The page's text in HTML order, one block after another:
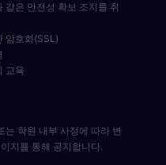
같은 안전성 확보 조치를 취
암호화(SSL)
교육
는 학원 내부 사정에 따라 변
지를 통해 공지합니다.